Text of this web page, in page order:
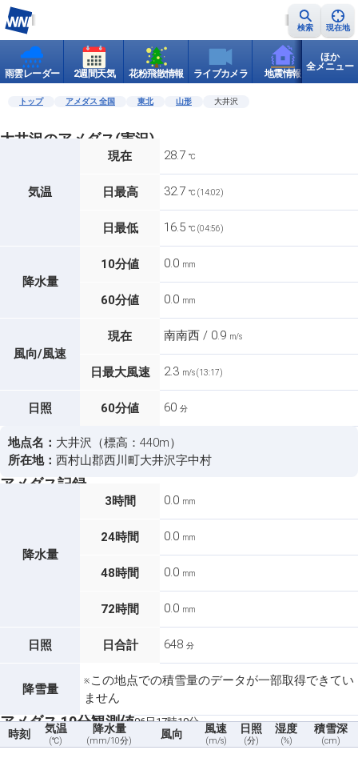
検索 現在地
雨雲レーダー 2週間天気 花粉飛散情報 ライブカメラ 地震情報 世界天
ほか
全メニュー
トップ アメダス 全国 東北 山形 大井沢
大井沢のアメダス(実況)
気温
現在 28.7 ℃
日最高 32.7 ℃ (14:02)
日最低 16.5 ℃ (04:56)
降水量
10分値 0.0 mm
60分値 0.0 mm
風向/風速
現在 南南西 / 0.9 m/s
日最大風速 2.3 m/s (13:17)
日照 60分値 60 分
地点名： 大井沢（標高：440m）
所在地： 西村山郡西川町大井沢字中村
アメダス記録
降水量
3時間 0.0 mm
24時間 0.0 mm
48時間 0.0 mm
72時間 0.0 mm
日照 日合計 648 分
降雪量
※この地点での積雪量のデータが一部取得できてい
ません
アメダス 10分観測値06日17時10分
時刻 気温
(℃)
降水量
(mm/10分)
風向 風速
(m/s)
日照
(分)
湿度
(%)
積雪深
(cm)